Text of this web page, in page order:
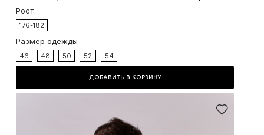
Рост
176-182
Размер одежды
46 48 50 52 54
ДОБАВИТЬ В КОРЗИНУ